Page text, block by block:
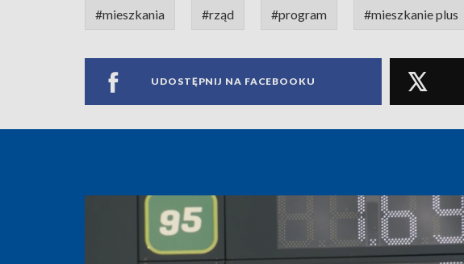
#mieszkania #rząd #program #mieszkanie plus
UDOSTĘPNIJ NA FACEBOOKU